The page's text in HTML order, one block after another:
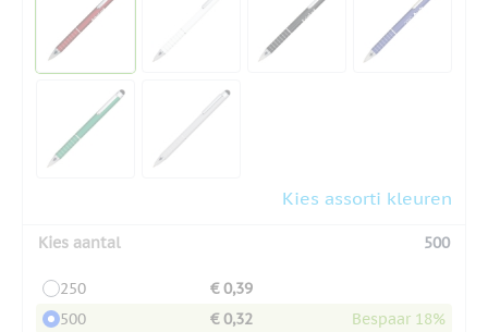
Kies assorti kleuren
Kies aantal 500
250
€ 0,39
500
€ 0,32
Bespaar 18%